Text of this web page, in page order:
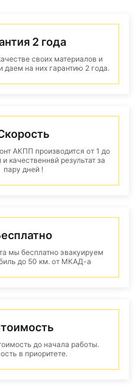
2 года
своих материалов и
даем на них гарантию 2 года.
АКПП производится от 1 до
качественнвй результат за
пару дней !
мы бесплатно эвакуируем
до 50 км. от МКАД-а
до начала работы.
в приоритете.